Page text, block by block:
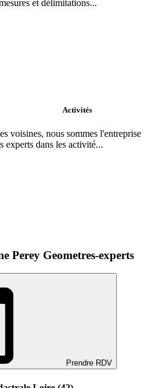
et délimitations...
Activités
voisines, nous sommes l'entreprise
experts dans les activité...
Perey Geometres-experts
Prendre RDV